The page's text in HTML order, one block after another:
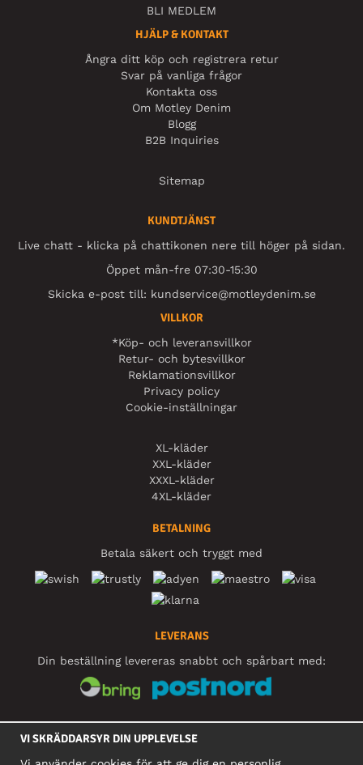
BLI MEDLEM
HJÄLP & KONTAKT
Ångra ditt köp och registrera retur
Svar på vanliga frågor
Kontakta oss
Om Motley Denim
Blogg
B2B Inquiries
Sitemap
KUNDTJÄNST
Live chatt - klicka på chattikonen nere till höger på sidan.
Öppet mån-fre 07:30-15:30
Skicka e-post till: kundservice@motleydenim.se
VILLKOR
*Köp- och leveransvillkor
Retur- och bytesvillkor
Reklamationsvillkor
Privacy policy
Cookie-inställningar
XL-kläder
XXL-kläder
XXXL-kläder
4XL-kläder
BETALNING
Betala säkert och tryggt med
LEVERANS
Din beställning levereras snabbt och spårbart med:
SOCIALA MEDIER
VI SKRÄDDARSYR DIN UPPLEVELSE